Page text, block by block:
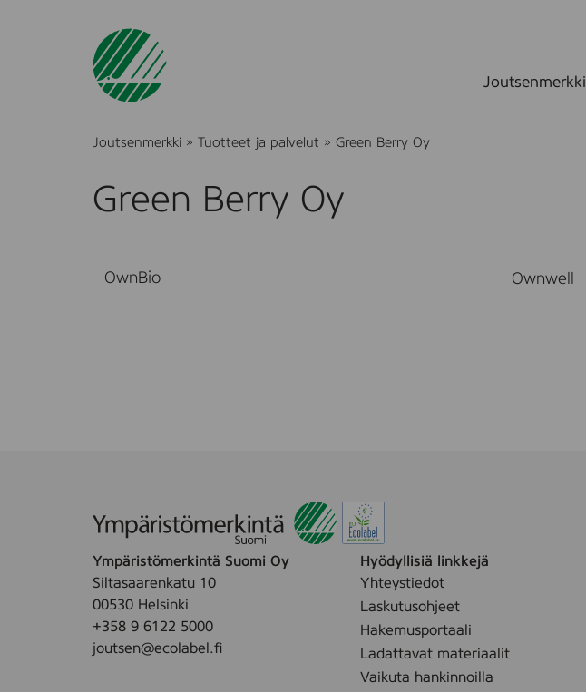
Joutsenmerkki
Joutsenmerkki » Tuotteet ja palvelut » Green Berry Oy
Green Berry Oy
OwnBio Ownwell
Ympäristömerkintä Suomi Oy
Siltasaarenkatu 10
00530 Helsinki
+358 9 6122 5000
joutsen@ecolabel.fi
Hyödyllisiä linkkejä
Yhteystiedot
Laskutusohjeet
Hakemusportaali
Ladattavat materiaalit
Vaikuta hankinnoilla